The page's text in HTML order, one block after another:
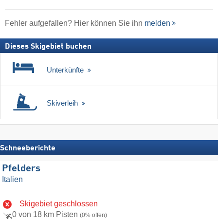
Fehler aufgefallen? Hier können Sie ihn melden
Dieses Skigebiet buchen
Unterkünfte
Skiverleih
Schneeberichte
Pfelders
Italien
Skigebiet geschlossen
0 von 18 km Pisten (0% offen)